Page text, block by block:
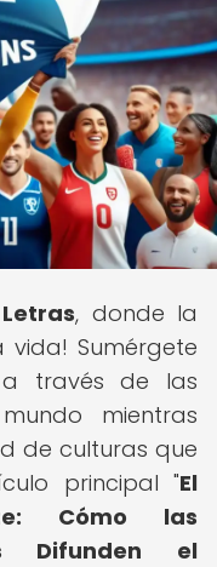
, donde la
Sumérgete
través de las
mientras
de culturas que
principal "El
Cómo las
Difunden el